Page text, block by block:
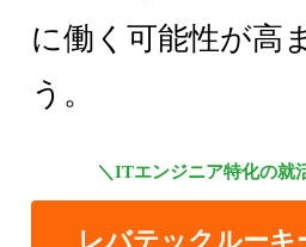
に働く可能性が高
う。
＼ITエンジニア特化の就
レバテックルーキ